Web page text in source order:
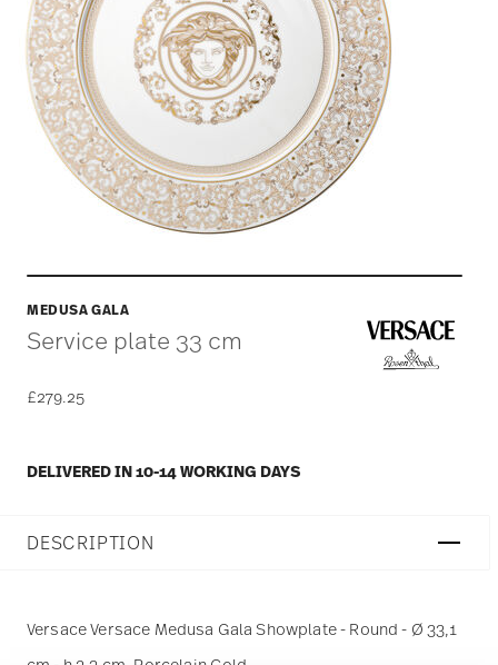
MEDUSA GALA
Service plate 33 cm
£279.25
DELIVERED IN 10-14 WORKING DAYS
DESCRIPTION
Versace Versace Medusa Gala Showplate - Round - Ø 33,1